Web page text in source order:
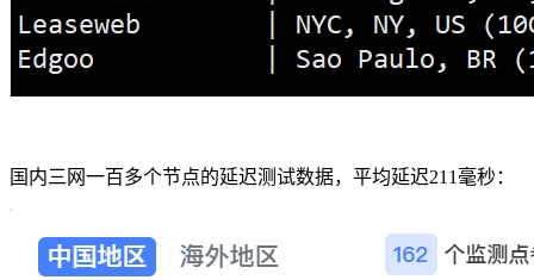
国内三网一百多个节点的延迟测试数据，平均延迟211毫秒：